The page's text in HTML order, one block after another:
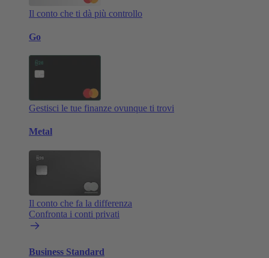
Il conto che ti dà più controllo
Go
Gestisci le tue finanze ovunque ti trovi
Metal
Il conto che fa la differenza
Confronta i conti privati
Business Standard